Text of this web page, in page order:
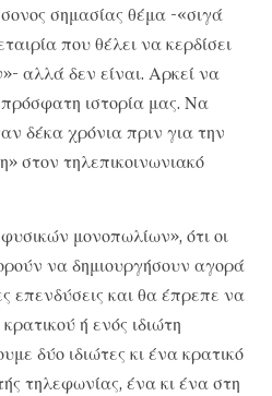
σημασίας θέμα -«σιγά
που θέλει να κερδίσει
αλλά δεν είναι. Αρκεί να
ιστορία μας. Να
δέκα χρόνια πριν για την
στον τηλεπικοινωνιακό
μονοπωλίων», ότι οι
να δημιουργήσουν αγορά
επενδύσεις και θα έπρεπε να
ή ενός ιδιώτη
δύο ιδιώτες κι ένα κρατικό
τηλεφωνίας, ένα κι ένα στη